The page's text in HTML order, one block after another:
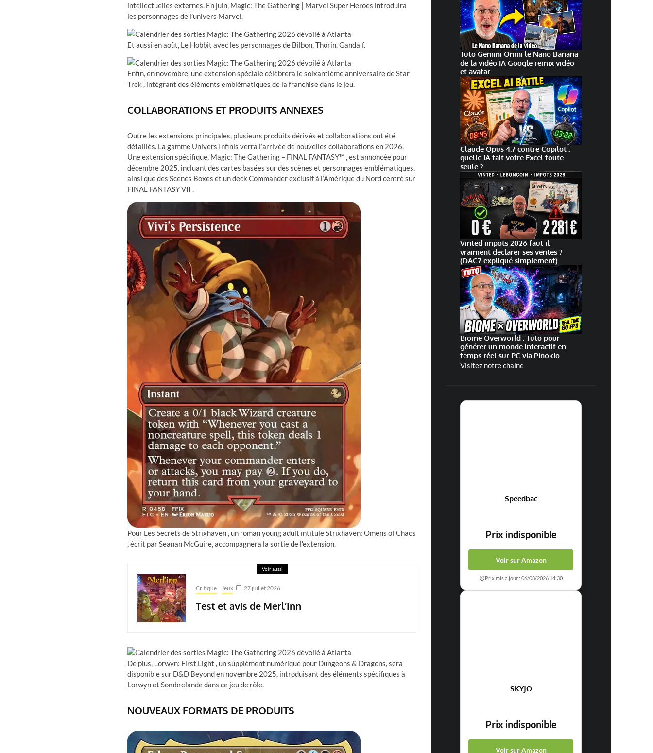
intellectuelles externes. En juin, Magic: The Gathering | Marvel Super Heroes introduira
les personnages de l’univers Marvel.
Et aussi en août, Le Hobbit avec les personnages de Bilbon, Thorin, Gandalf.
Enfin, en novembre, une extension spéciale célébrera le soixantième anniversaire de Star
Trek , intégrant des éléments emblématiques de la franchise dans le jeu.
COLLABORATIONS ET PRODUITS ANNEXES
Outre les extensions principales, plusieurs produits dérivés et collaborations ont été
détaillés. La gamme Univers Infinis verra l’arrivée de nouvelles collaborations en 2026.
Une extension spécifique, Magic: The Gathering – FINAL FANTASY™ , est annoncée pour
décembre 2025, incluant des cartes basées sur des scènes et personnages emblématiques,
ainsi que des Scenes Boxes et un deck Commander exclusif à l’Amérique du Nord centré sur
FINAL FANTASY VII .
Pour Les Secrets de Strixhaven , un roman young adult intitulé Strixhaven: Omens of Chaos
, écrit par Seanan McGuire, accompagnera la sortie de l’extension.
Voir aussi
Critique Jeux 27 juillet 2026
Test et avis de Merl’Inn
De plus, Lorwyn: First Light , un supplément numérique pour Dungeons & Dragons, sera
disponible sur D&D Beyond en novembre 2025, introduisant des éléments spécifiques à
Lorwyn et Sombrelande dans ce jeu de rôle.
NOUVEAUX FORMATS DE PRODUITS
Tuto Gemini Omni le Nano Banana
de la vidéo IA Google remix vidéo
et avatar
Claude Opus 4.7 contre Copilot :
quelle IA fait votre Excel toute
seule ?
Vinted impots 2026 faut il
vraiment declarer ses ventes ?
(DAC7 expliqué simplement)
Biome Overworld : Tuto pour
générer un monde interactif en
temps réel sur PC via Pinokio
Visitez notre chaine
Speedbac
Prix indisponible
Voir sur Amazon
Prix mis à jour : 06/08/2026 14:30
SKYJO
Prix indisponible
Voir sur Amazon